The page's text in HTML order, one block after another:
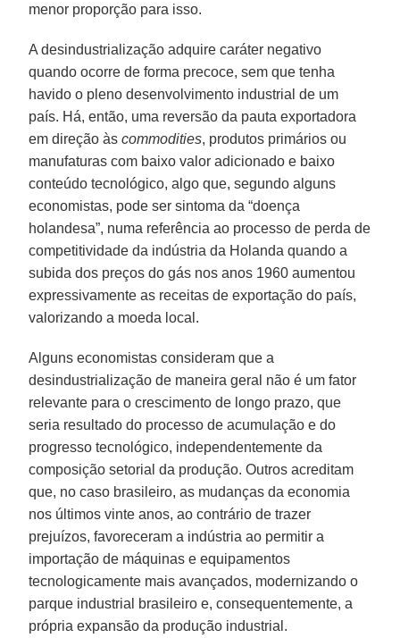
menor proporção para isso.
A desindustrialização adquire caráter negativo
quando ocorre de forma precoce, sem que tenha
havido o pleno desenvolvimento industrial de um
país. Há, então, uma reversão da pauta exportadora
em direção àscommodities, produtos primários ou
manufaturas com baixo valor adicionado e baixo
conteúdo tecnológico, algo que, segundo alguns
economistas, pode ser sintoma da “doença
holandesa”, numa referência ao processo de perda de
competitividade da indústria da Holanda quando a
subida dos preços do gás nos anos 1960 aumentou
expressivamente as receitas de exportação do país,
valorizando a moeda local.
Alguns economistas consideram que a
desindustrialização de maneira geral não é um fator
relevante para o crescimento de longo prazo, que
seria resultado do processo de acumulação e do
progresso tecnológico, independentemente da
composição setorial da produção. Outros acreditam
que, no caso brasileiro, as mudanças da economia
nos últimos vinte anos, ao contrário de trazer
prejuízos, favoreceram a indústria ao permitir a
importação de máquinas e equipamentos
tecnologicamente mais avançados, modernizando o
parque industrial brasileiro e, consequentemente, a
própria expansão da produção industrial.